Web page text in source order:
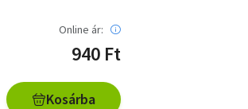
Online ár:
940 Ft
Kosárba